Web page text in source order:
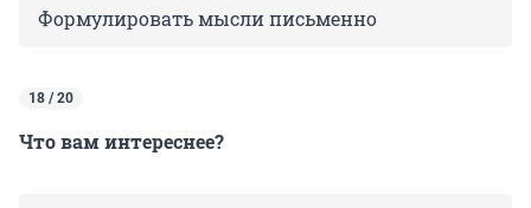
Формулировать мысли письменно
18 / 20
Что вам интереснее?